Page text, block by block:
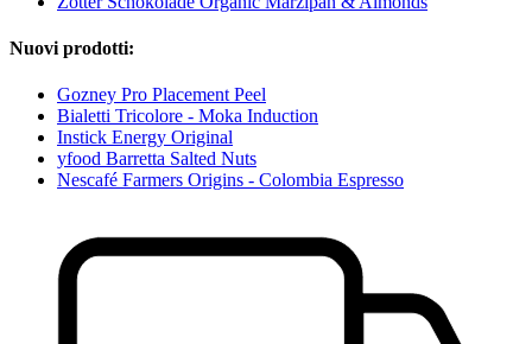
Nuovi prodotti:
Gozney Pro Placement Peel
Bialetti Tricolore - Moka Induction
Instick Energy Original
yfood Barretta Salted Nuts
Nescafé Farmers Origins - Colombia Espresso